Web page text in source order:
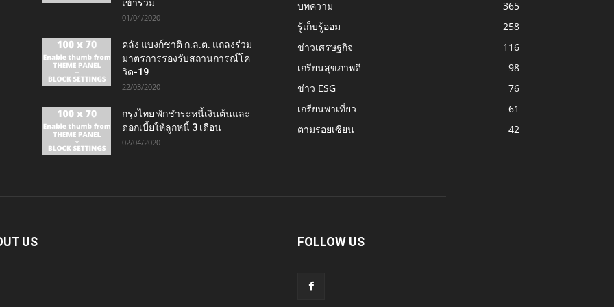
เข้าร่วม
01/04/2020
คลัง แบงก์ชาติ ก.ล.ต. แถลงร่วม
มาตรการรองรับสถานการณ์โค
วิด-19
22/03/2020
กรุงไทย พักชำระหนี้เงินต้นและ
ดอกเบี้ยให้ลูกหนี้ 3 เดือน
02/04/2020
บทความ
365
รู้เก็บรู้ออม
258
ข่าวเศรษฐกิจ
116
เกรียนสุขภาพดี
98
ข่าว ESG
76
เกรียนพาเที่ยว
61
ตามรอยเซียน
42
US FOLLOW US